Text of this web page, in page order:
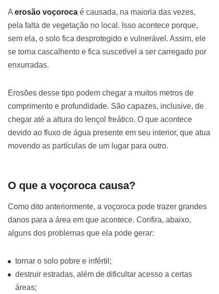
A erosão voçoroca é causada, na maioria das vezes,
pela falta de vegetação no local. Isso acontece porque,
sem ela, o solo fica desprotegido e vulnerável. Assim, ele
se torna cascalhento e fica suscetível a ser carregado por
enxurradas.
Erosões desse tipo podem chegar a muitos metros de
comprimento e profundidade. São capazes, inclusive, de
chegar até a altura do lençol freático. O que acontece
devido ao fluxo de água presente em seu interior, que atua
movendo as partículas de um lugar para outro.
O que a voçoroca causa?
Como dito anteriormente, a voçoroca pode trazer grandes
danos para a área em que acontece. Confira, abaixo,
alguns dos problemas que ela pode gerar:
tornar o solo pobre e infértil;
destruir estradas, além de dificultar acesso a certas
áreas;